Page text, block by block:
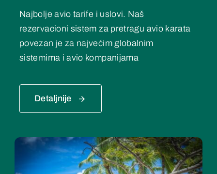
Najbolje avio tarife i uslovi. Naš
rezervacioni sistem za pretragu avio karata
povezan je za najvećim globalnim
sistemima i avio kompanijama
Detaljnije